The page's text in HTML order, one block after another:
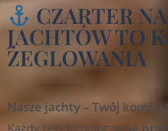
CZARTER
JACHTÓW TO
ŻEGLOWANIA
Nasze jachty – Twój
Każdy rejs to połączenie